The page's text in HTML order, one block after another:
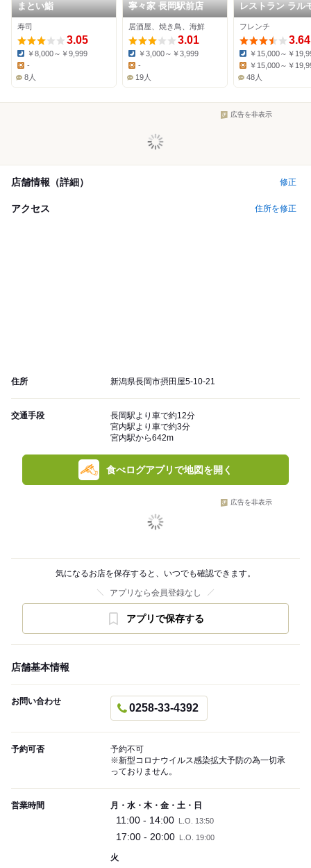
まとい鮨
寿司
3.05
Dinner:
￥8,000～￥9,999
Lunch:
-
8人
寧々家 長岡駅前店
居酒屋、焼き鳥、海鮮
3.01
Dinner:
￥3,000～￥3,999
Lunch:
-
19人
レストラン ラル
ーズ
フレンチ
3.64
Dinner:
￥15,000～￥
Lunch:
￥15,000～￥
48人
広告を非表示
店舗情報（詳細） 修正
アクセス 住所を修正
住所 新潟県長岡市摂田屋5-10-21
交通手段
長岡駅より車で約12分
宮内駅より車で約3分
宮内駅から642m
食べログアプリで地図を開く
広告を非表示
気になるお店を保存すると、いつでも確認できます。
アプリなら会員登録なし
アプリで保存する
店舗基本情報
お問い合わせ
0258-33-4392
予約可否
予約不可
※新型コロナウイルス感染拡大予防の為一切承
っておりません。
営業時間 月・水・木・金・土・日
11:00 - 14:00 L.O. 13:50
17:00 - 20:00 L.O. 19:00
火